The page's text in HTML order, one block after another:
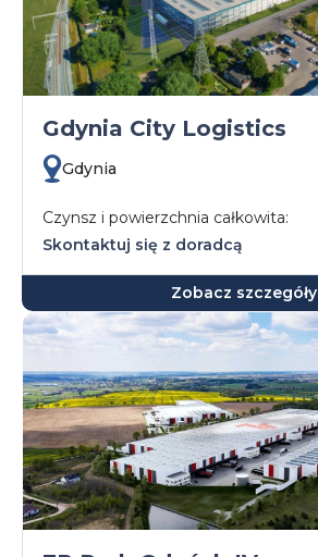
Gdynia City Logistics
Gdynia
Czynsz i powierzchnia całkowita:
Skontaktuj się z doradcą
Zobacz szczegóły